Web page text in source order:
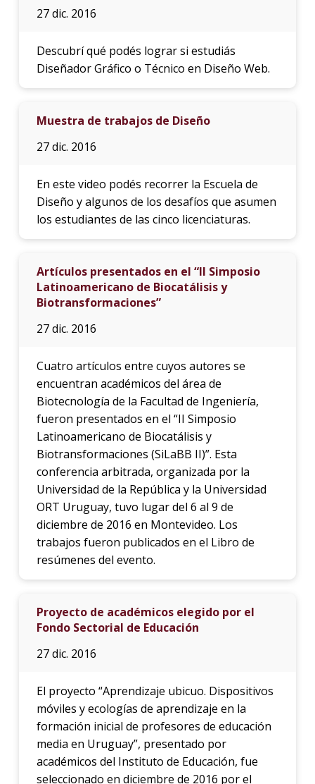
27 dic. 2016
Descubrí qué podés lograr si estudiás
Diseñador Gráfico o Técnico en Diseño Web.
Muestra de trabajos de Diseño
27 dic. 2016
En este video podés recorrer la Escuela de
Diseño y algunos de los desafíos que asumen
los estudiantes de las cinco licenciaturas.
Artículos presentados en el “II Simposio
Latinoamericano de Biocatálisis y
Biotransformaciones”
27 dic. 2016
Cuatro artículos entre cuyos autores se
encuentran académicos del área de
Biotecnología de la Facultad de Ingeniería,
fueron presentados en el “II Simposio
Latinoamericano de Biocatálisis y
Biotransformaciones (SiLaBB II)”. Esta
conferencia arbitrada, organizada por la
Universidad de la República y la Universidad
ORT Uruguay, tuvo lugar del 6 al 9 de
diciembre de 2016 en Montevideo. Los
trabajos fueron publicados en el Libro de
resúmenes del evento.
Proyecto de académicos elegido por el
Fondo Sectorial de Educación
27 dic. 2016
El proyecto “Aprendizaje ubicuo. Dispositivos
móviles y ecologías de aprendizaje en la
formación inicial de profesores de educación
media en Uruguay”, presentado por
académicos del Instituto de Educación, fue
seleccionado en diciembre de 2016 por el